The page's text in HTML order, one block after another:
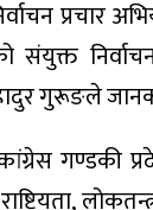
प्रचार
संयुक्त
गुरूङले
गण्डकी